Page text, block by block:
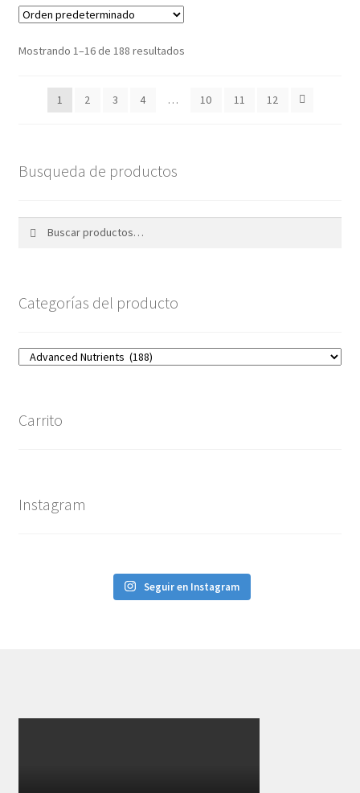
Mostrando 1–16 de 188 resultados
1 2 3 4 … 10 11 12
Busqueda de productos
Categorías del producto
Carrito
Instagram
Seguir en Instagram